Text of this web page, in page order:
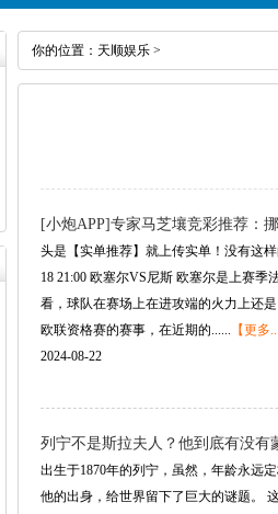
你的位置： 天顺娱乐 >
[小炮APP]专家马芝壤竞彩推荐：
头是【实单推荐】就上传实单！没有这
18 21:00 欧塞尔VS尼斯 欧塞尔是上赛
看，球队在赛场上在进攻端的火力上还
欧联资格赛的赛事，在近期的...... 【更多
2024-08-22
列宁不是斯拉夫人？他到底有没
出生于1870年的列宁，虽然，年龄永远
他的出身，给世界留下了巨大的谜题。